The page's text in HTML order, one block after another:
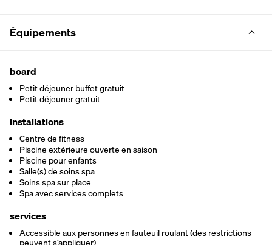
Équipements
board
Petit déjeuner buffet gratuit
Petit déjeuner gratuit
installations
Centre de fitness
Piscine extérieure ouverte en saison
Piscine pour enfants
Salle(s) de soins spa
Soins spa sur place
Spa avec services complets
services
Accessible aux personnes en fauteuil roulant (des restrictions
peuvent s’appliquer)